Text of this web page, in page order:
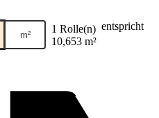
m² 1 Rolle(n) entspricht
10,653 m²